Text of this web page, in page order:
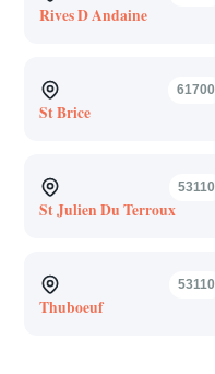
Rives D Andaine
61700
St Brice
53110
St Julien Du Terroux
53110
Thuboeuf